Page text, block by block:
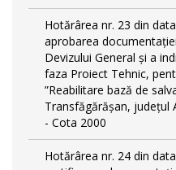
Hotărârea nr. 23 din
aprobarea
Devizului General și a
faza Proiect Tehnic,
”Reabilitare bază de
Transfăgărășan, județul
- Cota 2000
Hotărârea nr. 24 din